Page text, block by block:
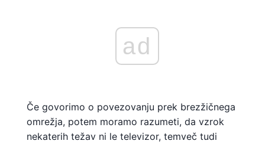
ad
Če govorimo o povezovanju prek brezžičnega
omrežja, potem moramo razumeti, da vzrok
nekaterih težav ni le televizor, temveč tudi